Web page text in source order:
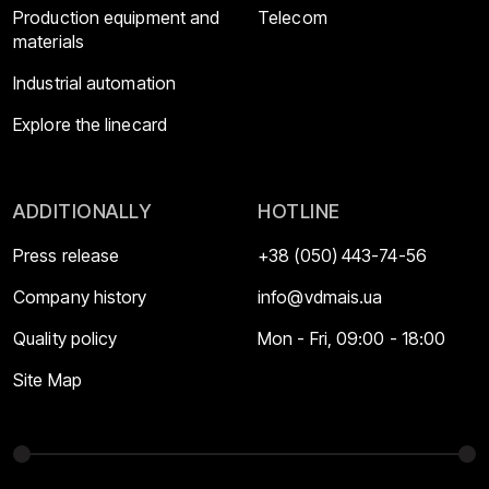
Production equipment and
materials
Industrial automation
Explore the linecard
Telecom
ADDITIONALLY
Press release
Company history
Quality policy
Site Map
HOTLINE
+38 (050) 443-74-56
info@vdmais.ua
Mon - Fri, 09:00 - 18:00